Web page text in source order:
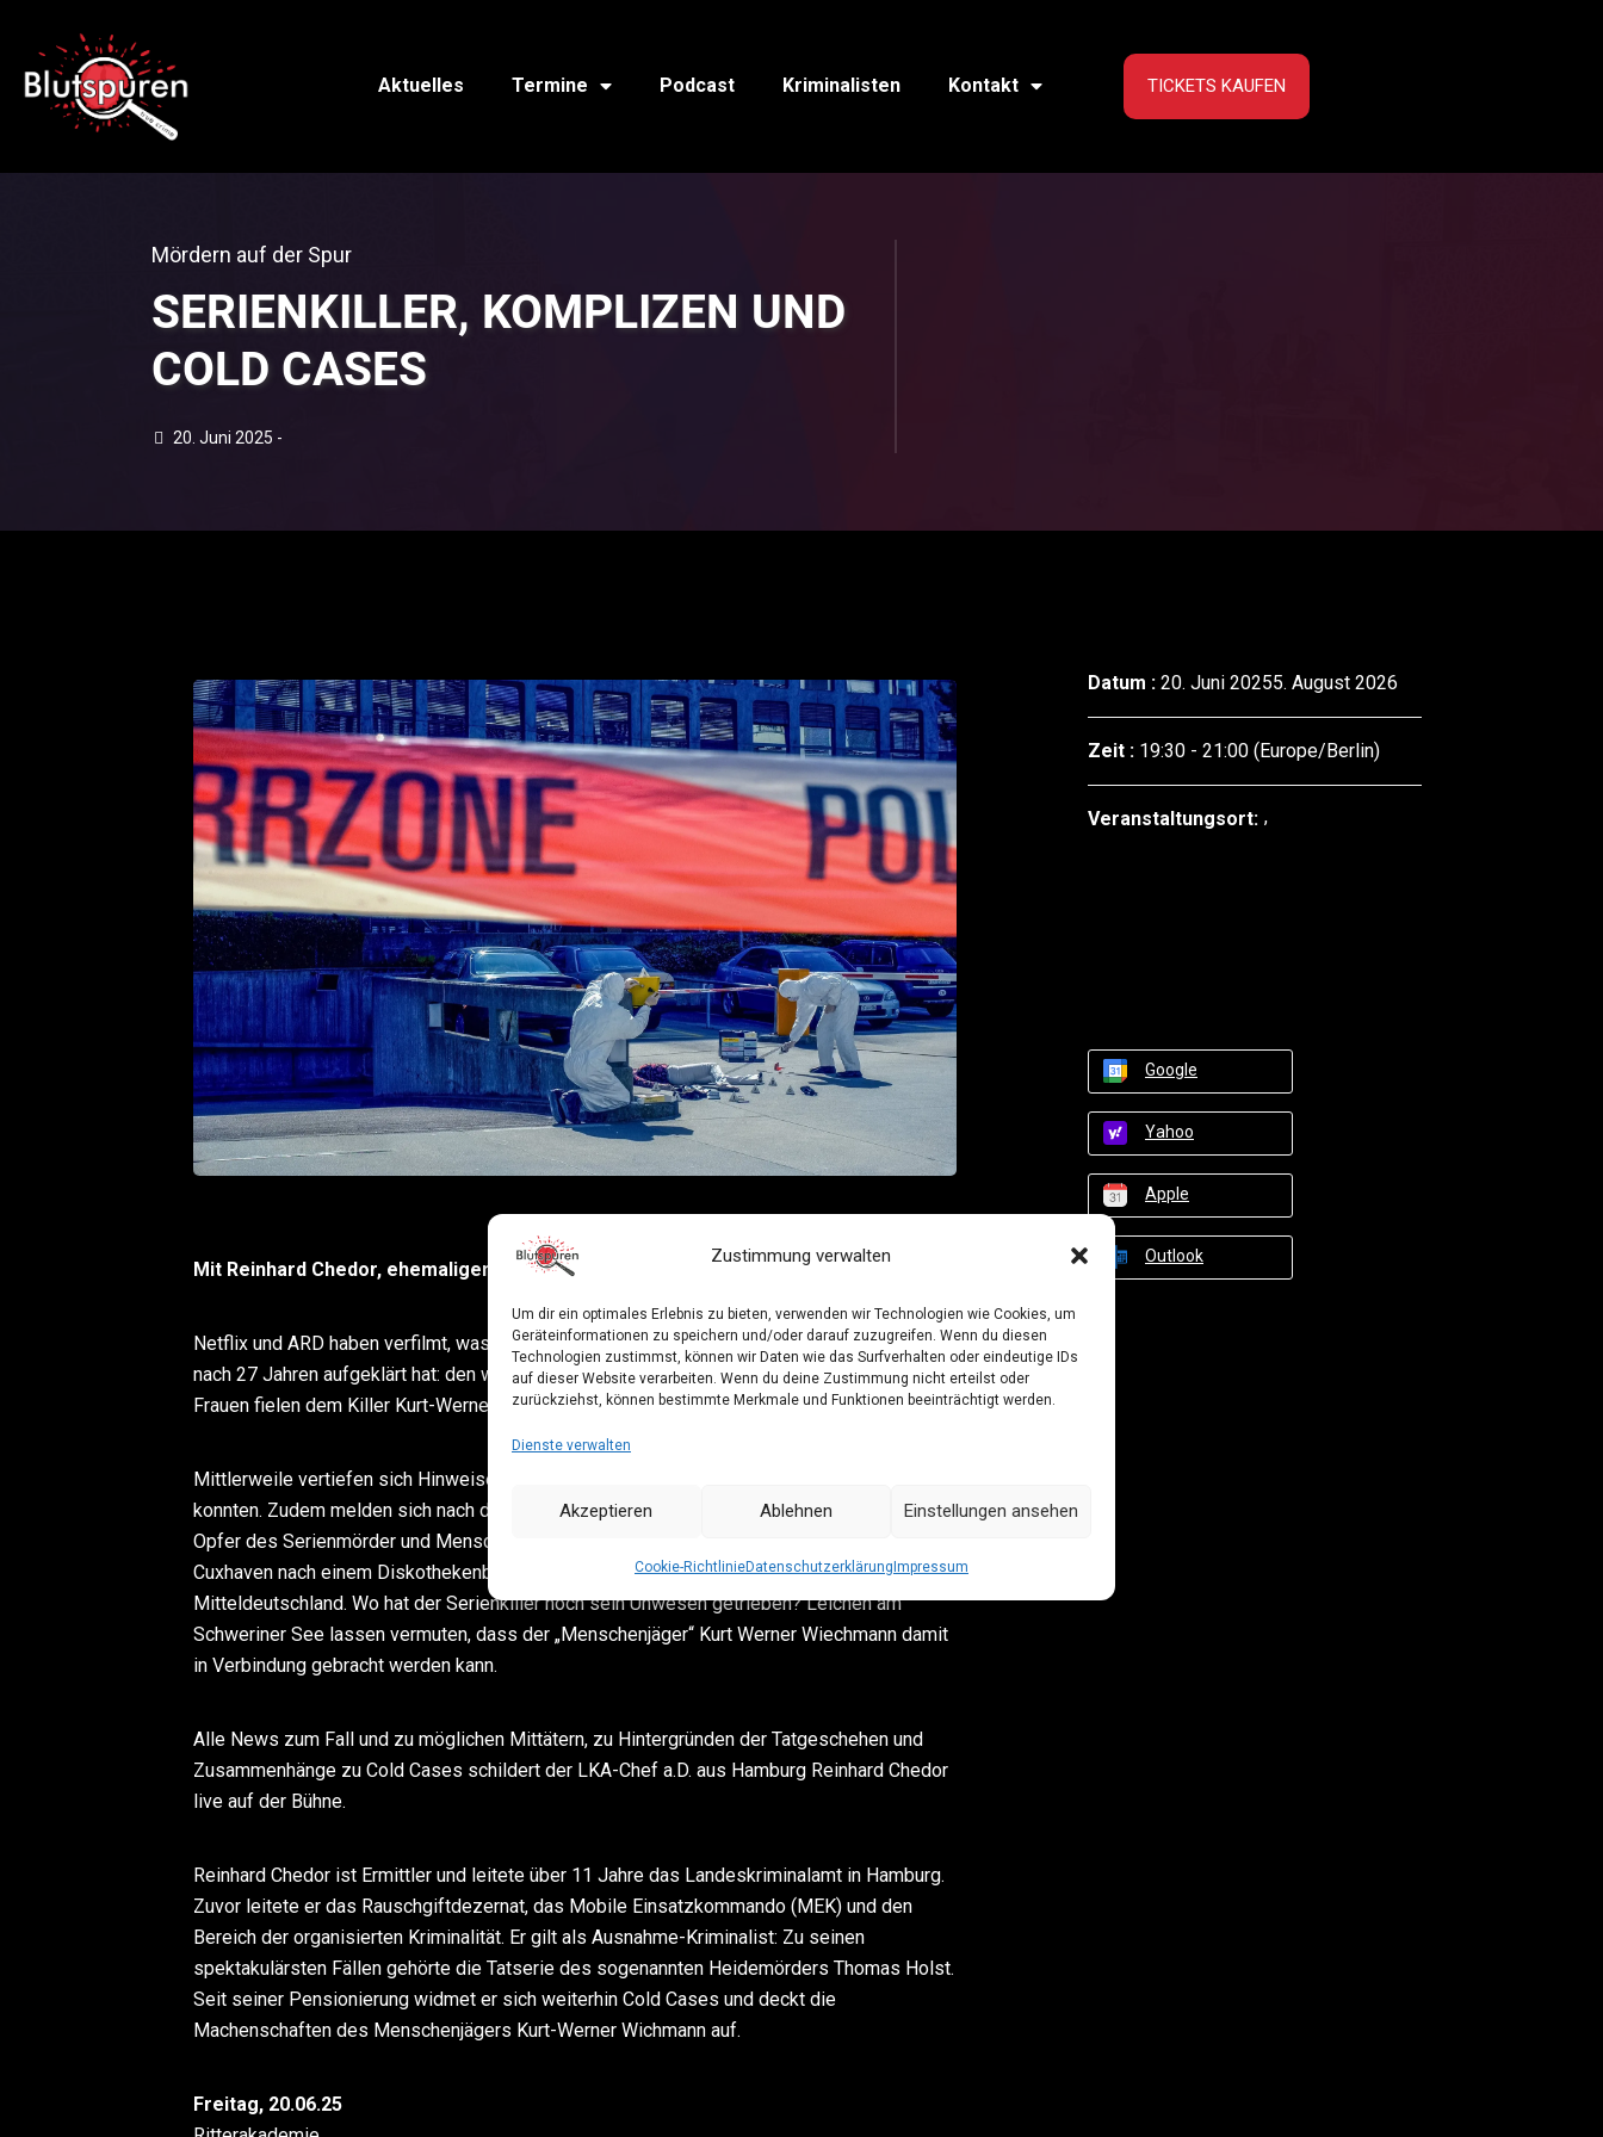
Zustimmung verwalten
Um dir ein optimales Erlebnis zu bieten, verwenden wir Technologien wie Cookies, um
Geräteinformationen zu speichern und/oder darauf zuzugreifen. Wenn du diesen
Technologien zustimmst, können wir Daten wie das Surfverhalten oder eindeutige IDs
auf dieser Website verarbeiten. Wenn du deine Zustimmung nicht erteilst oder
zurückziehst, können bestimmte Merkmale und Funktionen beeinträchtigt werden.
Dienste verwalten
Akzeptieren Ablehnen Einstellungen ansehen
Cookie-RichtlinieDatenschutzerklärungImpressum
Aktuelles Termine Podcast Kriminalisten Kontakt TICKETS KAUFEN
Mördern auf der Spur
SERIENKILLER, KOMPLIZEN UND
COLD CASES
20. Juni 2025 -
Mit Reinhard Chedor, ehemaligem LKA-Chef aus Hamburg
Netflix und ARD haben verfilmt, was der ehemalige LKA-Chef aus Hamburg Reinhard Chedor
nach 27 Jahren aufgeklärt hat: den wohl spektakulärsten Serienmord Deutschlands. Über 80
Frauen fielen dem Killer Kurt-Werner Wichmann in ganz Deutschland zum Opfer.
Mittlerweile vertiefen sich Hinweise nach Mittätern, die bislang nicht überführt werden
konnten. Zudem melden sich nach der neusten TV-Doku in der ARD Zeuginnen, die glauben,
Opfer des Serienmörder und Menschenjäger gewesen zu sein. Eine stieg im Raum
Cuxhaven nach einem Diskothekenbesuch in sein Auto. Andere melden sich aus
Mitteldeutschland. Wo hat der Serienkiller noch sein Unwesen getrieben? Leichen am
Schweriner See lassen vermuten, dass der „Menschenjäger“ Kurt Werner Wiechmann damit
in Verbindung gebracht werden kann.
Alle News zum Fall und zu möglichen Mittätern, zu Hintergründen der Tatgeschehen und
Zusammenhänge zu Cold Cases schildert der LKA-Chef a.D. aus Hamburg Reinhard Chedor
live auf der Bühne.
Reinhard Chedor ist Ermittler und leitete über 11 Jahre das Landeskriminalamt in Hamburg.
Zuvor leitete er das Rauschgiftdezernat, das Mobile Einsatzkommando (MEK) und den
Bereich der organisierten Kriminalität. Er gilt als Ausnahme-Kriminalist: Zu seinen
spektakulärsten Fällen gehörte die Tatserie des sogenannten Heidemörders Thomas Holst.
Seit seiner Pensionierung widmet er sich weiterhin Cold Cases und deckt die
Machenschaften des Menschenjägers Kurt-Werner Wichmann auf.
Freitag, 20.06.25
Datum : 20. Juni 20255. August 2026
Zeit : 19:30 - 21:00 (Europe/Berlin)
Veranstaltungsort:
Google
Yahoo
Apple
Outlook